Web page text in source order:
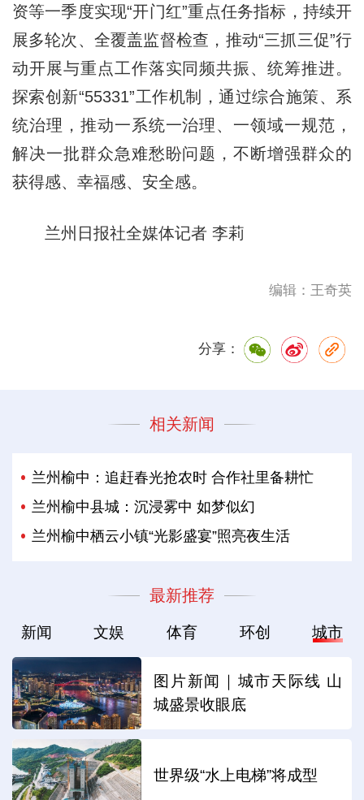
资等一季度实现“开门红”重点任务指标，持续开
展多轮次、全覆盖监督检查，推动“三抓三促”行
动开展与重点工作落实同频共振、统筹推进。
探索创新“55331”工作机制，通过综合施策、系
统治理，推动一系统一治理、一领域一规范，
解决一批群众急难愁盼问题，不断增强群众的
获得感、幸福感、安全感。
兰州日报社全媒体记者 李莉
编辑：王奇英
分享：
相关新闻
兰州榆中：追赶春光抢农时 合作社里备耕忙
兰州榆中县城：沉浸雾中 如梦似幻
兰州榆中栖云小镇“光影盛宴”照亮夜生活
最新推荐
新闻 文娱 体育 环创 城市
图片新闻｜城市天际线 山
城盛景收眼底
世界级“水上电梯”将成型